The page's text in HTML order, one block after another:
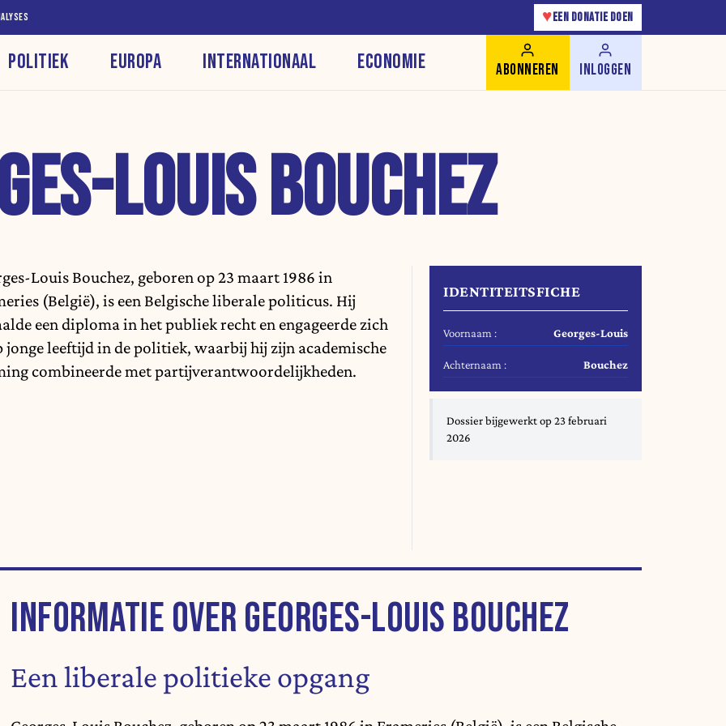
♥ EEN DONATIE DOEN
POLITIEK EUROPA INTERNATIONAAL ECONOMIE ABONNEREN INLOGGEN
LOUIS BOUCHEZ
Louis Bouchez, geboren op 23 maart 1986 in
(België), is een Belgische liberale politicus. Hij
een diploma in het publiek recht en engageerde zich
jonge leeftijd in de politiek, waarbij hij zijn academische
combineerde met partijverantwoordelijkheden.
IDENTITEITSFICHE
Voornaam : Georges-Louis
Achternaam : Bouchez
Dossier bijgewerkt op 23 februari
2026
INFORMATIE OVER GEORGES-LOUIS BOUCHEZ
Een liberale politieke opgang